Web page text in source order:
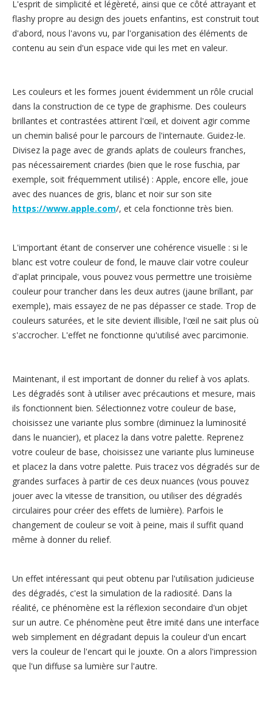
L'esprit de simplicité et légèreté, ainsi que ce côté attrayant et
flashy propre au design des jouets enfantins, est construit tout
d'abord, nous l'avons vu, par l'organisation des éléments de
contenu au sein d'un espace vide qui les met en valeur.
Les couleurs et les formes jouent évidemment un rôle crucial
dans la construction de ce type de graphisme. Des couleurs
brillantes et contrastées attirent l'œil, et doivent agir comme
un chemin balisé pour le parcours de l'internaute. Guidez-le.
Divisez la page avec de grands aplats de couleurs franches,
pas nécessairement criardes (bien que le rose fuschia, par
exemple, soit fréquemment utilisé) : Apple, encore elle, joue
avec des nuances de gris, blanc et noir sur son site
https://www.apple.com/, et cela fonctionne très bien.
L'important étant de conserver une cohérence visuelle : si le
blanc est votre couleur de fond, le mauve clair votre couleur
d'aplat principale, vous pouvez vous permettre une troisième
couleur pour trancher dans les deux autres (jaune brillant, par
exemple), mais essayez de ne pas dépasser ce stade. Trop de
couleurs saturées, et le site devient illisible, l'œil ne sait plus où
s'accrocher. L'effet ne fonctionne qu'utilisé avec parcimonie.
Maintenant, il est important de donner du relief à vos aplats.
Les dégradés sont à utiliser avec précautions et mesure, mais
ils fonctionnent bien. Sélectionnez votre couleur de base,
choisissez une variante plus sombre (diminuez la luminosité
dans le nuancier), et placez la dans votre palette. Reprenez
votre couleur de base, choisissez une variante plus lumineuse
et placez la dans votre palette. Puis tracez vos dégradés sur de
grandes surfaces à partir de ces deux nuances (vous pouvez
jouer avec la vitesse de transition, ou utiliser des dégradés
circulaires pour créer des effets de lumière). Parfois le
changement de couleur se voit à peine, mais il suffit quand
même à donner du relief.
Un effet intéressant qui peut obtenu par l'utilisation judicieuse
des dégradés, c'est la simulation de la radiosité. Dans la
réalité, ce phénomène est la réflexion secondaire d'un objet
sur un autre. Ce phénomène peut être imité dans une interface
web simplement en dégradant depuis la couleur d'un encart
vers la couleur de l'encart qui le jouxte. On a alors l'impression
que l'un diffuse sa lumière sur l'autre.